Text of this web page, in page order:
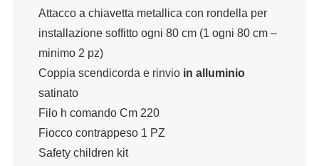
Attacco a chiavetta metallica con rondella per
installazione soffitto ogni 80 cm (1 ogni 80 cm –
minimo 2 pz)
Coppia scendicorda e rinvio in alluminio
satinato
Filo h comando Cm 220
Fiocco contrappeso 1 PZ
Safety children kit